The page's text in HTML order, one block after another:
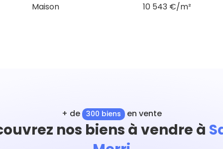
Maison
10 543 €/m²
+ de 300 biens en vente
nos biens à vendre à